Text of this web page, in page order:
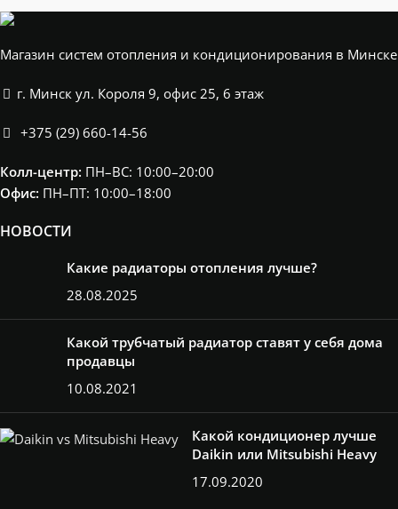
Магазин систем отопления и кондиционирования в Минске
г. Минск ул. Короля 9, офис 25, 6 этаж
+375 (29) 660-14-56
Колл-центр: ПН–ВС: 10:00–20:00​
Офис: ПН–ПТ: 10:00–18:00
НОВОСТИ
Какие радиаторы отопления лучше?
28.08.2025
Какой трубчатый радиатор ставят у себя дома
продавцы
10.08.2021
Какой кондиционер лучше
Daikin или Mitsubishi Heavy
17.09.2020